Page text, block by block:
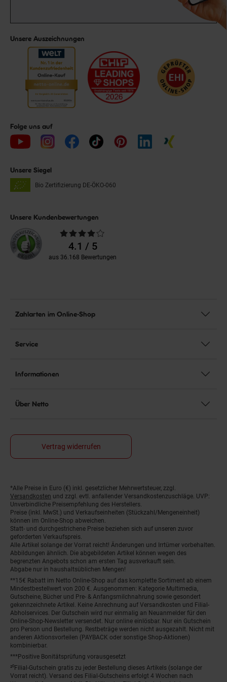
Unsere Auszeichnungen
Folge uns auf
Unsere Siegel
Bio Zertifizierung DE-ÖKO-060
Unsere Kundenbewertungen
Durchschnittliche
Bewertungen4.1 / 5
aus 36.168 Bewertungen
Zahlarten im Online-Shop
Service
Informationen
Über Netto
Vertrag widerrufen
Fußnoten
*Alle Preise in Euro (€) inkl. gesetzlicher Mehrwertsteuer, zzgl.
Versandkosten und zzgl. evtl. anfallender Versandkostenzuschläge. UVP:
Unverbindliche Preisempfehlung des Herstellers.
Preise (inkl. MwSt.) und Verkaufseinheiten (Stückzahl/Mengeneinheit)
können im Online-Shop abweichen.
Statt- und durchgestrichene Preise beziehen sich auf unseren zuvor
geforderten Verkaufspreis.
Alle Artikel solange der Vorrat reicht! Änderungen und Irrtümer vorbehalten.
Abbildungen ähnlich. Die abgebildeten Artikel können wegen des
begrenzten Angebots schon am ersten Tag ausverkauft sein.
Abgabe nur in haushaltsüblichen Mengen!
**15€ Rabatt im Netto Online-Shop auf das komplette Sortiment ab einem
Mindestbestellwert von 200 €. Ausgenommen: Kategorie Multimedia,
Gutscheine, Bücher und Pre- & Anfangsmilchnahrung sowie gesondert
gekennzeichnete Artikel. Keine Anrechnung auf Versandkosten und Filial-
Abholservices. Der Gutschein wird nur einmalig an Neuanmelder für den
Online-Shop-Newsletter versendet. Nur online einlösbar. Nur ein Gutschein
pro Person und Bestellung. Restbeträge werden nicht ausgezahlt. Nicht mit
anderen Aktionsvorteilen (PAYBACK oder sonstige Shop-Aktionen)
kombinierbar.
***Positive Bonitätsprüfung vorausgesetzt
²⁰Filial-Gutschein gratis zu jeder Bestellung dieses Artikels (solange der
Vorrat reicht). Versand des Filial-Gutscheins erfolgt 4 Wochen nach